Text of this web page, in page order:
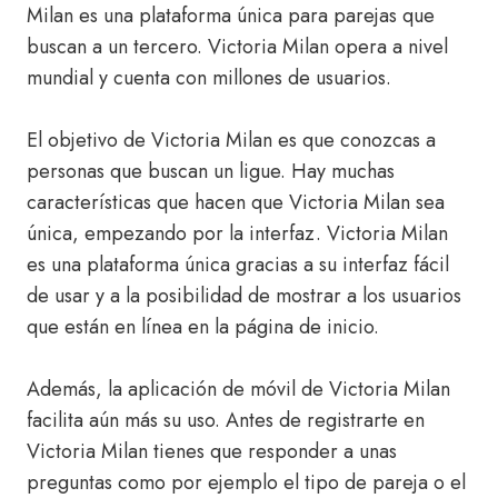
Milan es una plataforma única para parejas que
buscan a un tercero. Victoria Milan opera a nivel
mundial y cuenta con millones de usuarios.
El objetivo de Victoria Milan es que conozcas a
personas que buscan un ligue. Hay muchas
características que hacen que Victoria Milan sea
única, empezando por la interfaz. Victoria Milan
es una plataforma única gracias a su interfaz fácil
de usar y a la posibilidad de mostrar a los usuarios
que están en línea en la página de inicio.
Además, la aplicación de móvil de Victoria Milan
facilita aún más su uso. Antes de registrarte en
Victoria Milan tienes que responder a unas
preguntas como por ejemplo el tipo de pareja o el